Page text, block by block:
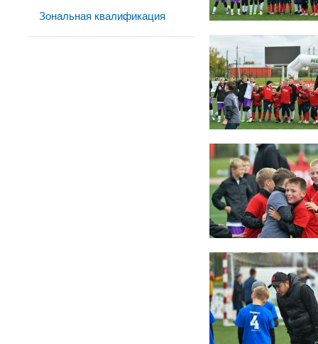
Зональная квалификация